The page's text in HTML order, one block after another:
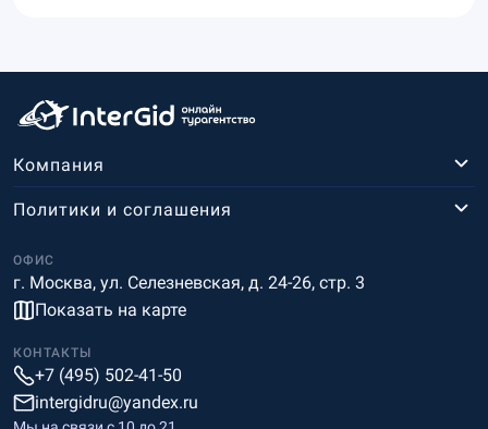
Компания
ОФИС
г. Москва, ул. Селезневская, д. 24-26, стр. 3
Показать на карте
Политики и соглашения
КОНТАКТЫ
+7 (495) 502-41-50
intergidru@yandex.ru